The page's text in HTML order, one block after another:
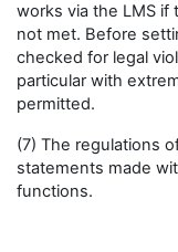
works via the LMS if
not met. Before
checked for legal
particular with
permitted.
(7) The regulations
statements made
functions.